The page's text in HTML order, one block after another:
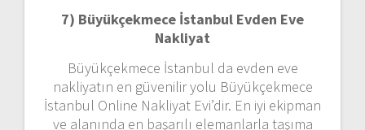
7) Büyükçekmece İstanbul Evden Eve
Nakliyat
Büyükçekmece İstanbul da evden eve
nakliyatın en güvenilir yolu Büyükçekmece
İstanbul Online Nakliyat Evi’dir. En iyi ekipman
ve alanında en başarılı elemanlarla taşıma